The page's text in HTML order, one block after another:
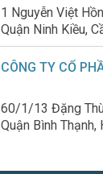
1 Nguyễn Việt
Quận Ninh Kiều,
CÔNG TY CỔ
60/1/13 Đặng
Quận Bình Thạnh,